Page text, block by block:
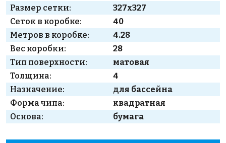
Размер сетки:
327x327
Сеток в коробке:
40
Метров в коробке:
4.28
Вес коробки:
28
Тип поверхности:
матовая
Толщина:
4
Назначение:
для бассейна
Форма чипа:
квадратная
Основа:
бумага